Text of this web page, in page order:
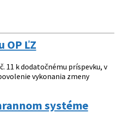
ĽZ
11 k dodatočnému príspevku, v
vykonania zmeny
systéme